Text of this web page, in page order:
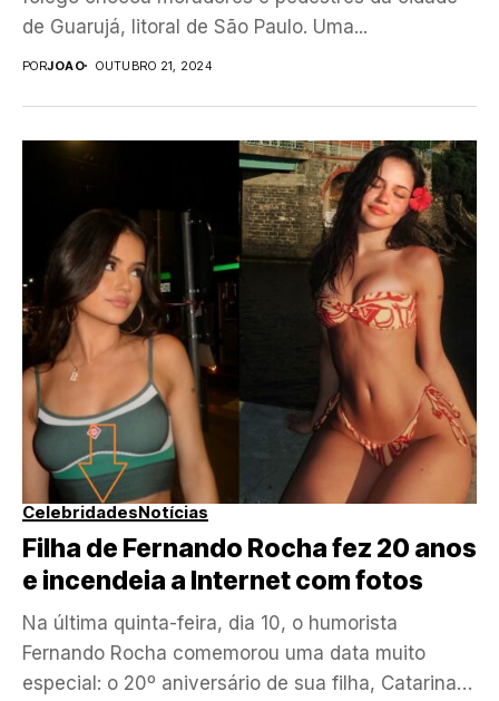
de Guarujá, litoral de São Paulo. Uma...
PORJOAO OUTUBRO 21, 2024
CelebridadesNotícias
Filha de Fernando Rocha fez 20 anos
e incendeia a Internet com fotos
Na última quinta-feira, dia 10, o humorista
Fernando Rocha comemorou uma data muito
especial: o 20º aniversário de sua filha, Catarina